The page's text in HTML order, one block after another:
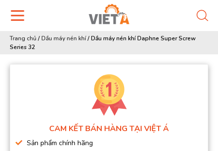
Trang chủ /Dầu máy nén khí/Dầu máy nén khí Daphne Super Screw
Series 32
CAM KẾT BÁN HÀNG TẠI VIỆT Á
Sản phẩm chính hãng